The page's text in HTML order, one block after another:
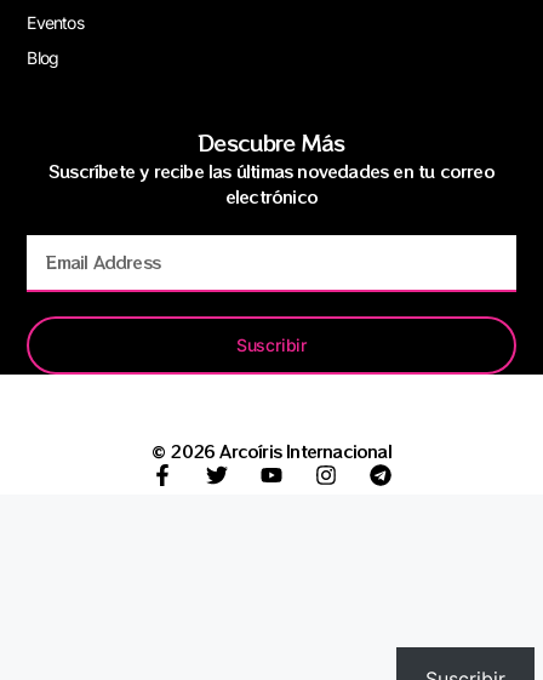
Eventos
Blog
Descubre Más
Suscríbete y recibe las últimas novedades en tu correo
electrónico
Suscribir
© 2026 Arcoíris Internacional